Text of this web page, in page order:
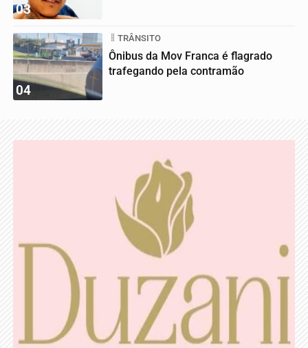
03
04
TRÂNSITO
Ônibus da Mov Franca é flagrado
trafegando pela contramão